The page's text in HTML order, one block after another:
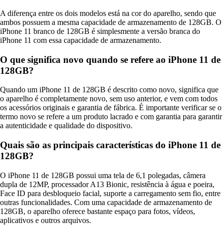
A diferença entre os dois modelos está na cor do aparelho, sendo que
ambos possuem a mesma capacidade de armazenamento de 128GB. O
iPhone 11 branco de 128GB é simplesmente a versão branca do
iPhone 11 com essa capacidade de armazenamento.
O que significa novo quando se refere ao iPhone 11 de
128GB?
Quando um iPhone 11 de 128GB é descrito como novo, significa que
o aparelho é completamente novo, sem uso anterior, e vem com todos
os acessórios originais e garantia de fábrica. É importante verificar se o
termo novo se refere a um produto lacrado e com garantia para garantir
a autenticidade e qualidade do dispositivo.
Quais são as principais características do iPhone 11 de
128GB?
O iPhone 11 de 128GB possui uma tela de 6,1 polegadas, câmera
dupla de 12MP, processador A13 Bionic, resistência à água e poeira,
Face ID para desbloqueio facial, suporte a carregamento sem fio, entre
outras funcionalidades. Com uma capacidade de armazenamento de
128GB, o aparelho oferece bastante espaço para fotos, vídeos,
aplicativos e outros arquivos.